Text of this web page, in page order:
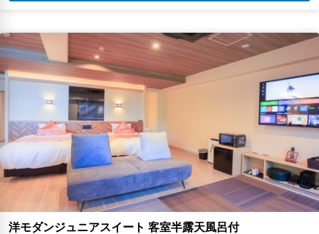
洋モダンジュニアスイート 客室半露天風呂付